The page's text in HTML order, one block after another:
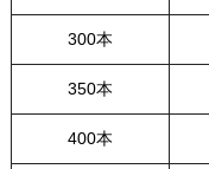
300本
350本
400本